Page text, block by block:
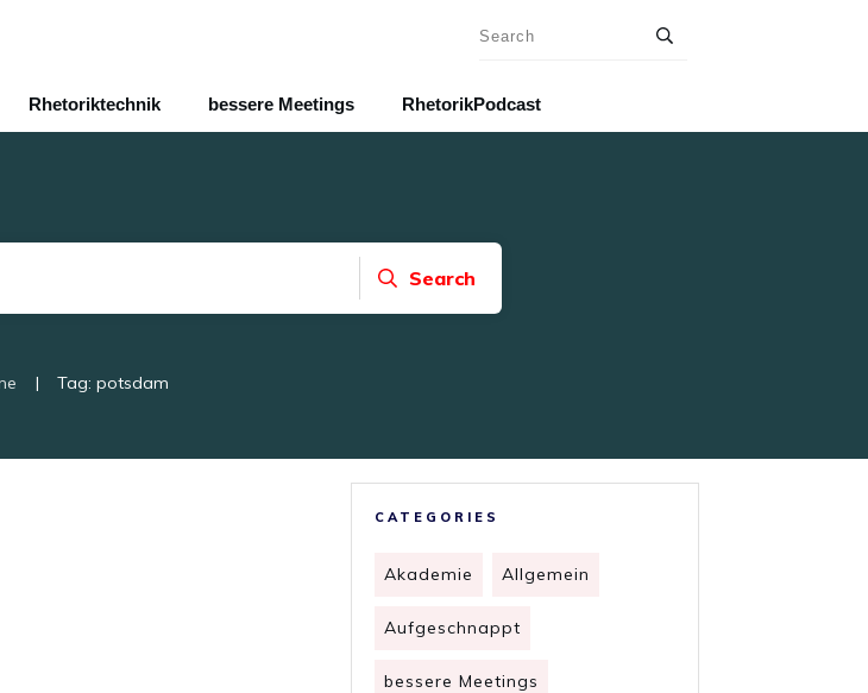
Rhetoriktechnik bessere Meetings RhetorikPodcast
Search
| Tag: potsdam
CATEGORIES
Akademie Allgemein
Aufgeschnappt
bessere Meetings